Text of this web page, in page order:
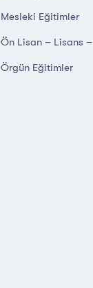
Mesleki Eğitimler
Ön Lisan – Lisans
Örgün Eğitimler